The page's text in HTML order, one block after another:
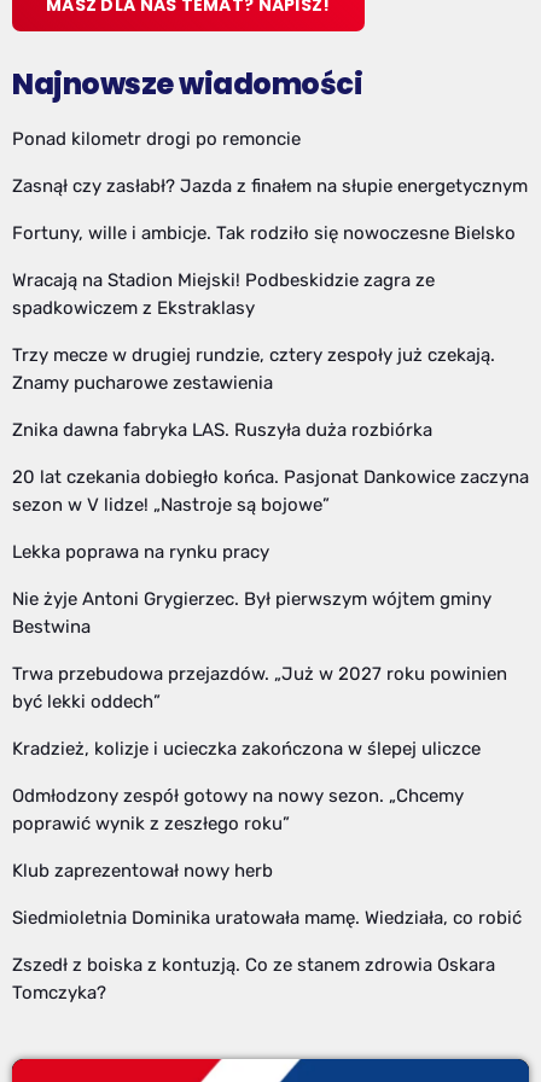
Najnowsze wiadomości
Ponad kilometr drogi po remoncie
Zasnął czy zasłabł? Jazda z finałem na słupie energetycznym
Fortuny, wille i ambicje. Tak rodziło się nowoczesne Bielsko
Wracają na Stadion Miejski! Podbeskidzie zagra ze
spadkowiczem z Ekstraklasy
Trzy mecze w drugiej rundzie, cztery zespoły już czekają.
Znamy pucharowe zestawienia
Znika dawna fabryka LAS. Ruszyła duża rozbiórka
20 lat czekania dobiegło końca. Pasjonat Dankowice zaczyna
sezon w V lidze! „Nastroje są bojowe”
Lekka poprawa na rynku pracy
Nie żyje Antoni Grygierzec. Był pierwszym wójtem gminy
Bestwina
Trwa przebudowa przejazdów. „Już w 2027 roku powinien
być lekki oddech”
Kradzież, kolizje i ucieczka zakończona w ślepej uliczce
Odmłodzony zespół gotowy na nowy sezon. „Chcemy
poprawić wynik z zeszłego roku”
Klub zaprezentował nowy herb
Siedmioletnia Dominika uratowała mamę. Wiedziała, co robić
Zszedł z boiska z kontuzją. Co ze stanem zdrowia Oskara
Tomczyka?